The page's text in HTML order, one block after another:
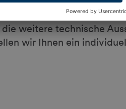
Nutzung.
weitere technische
wir Ihnen ein